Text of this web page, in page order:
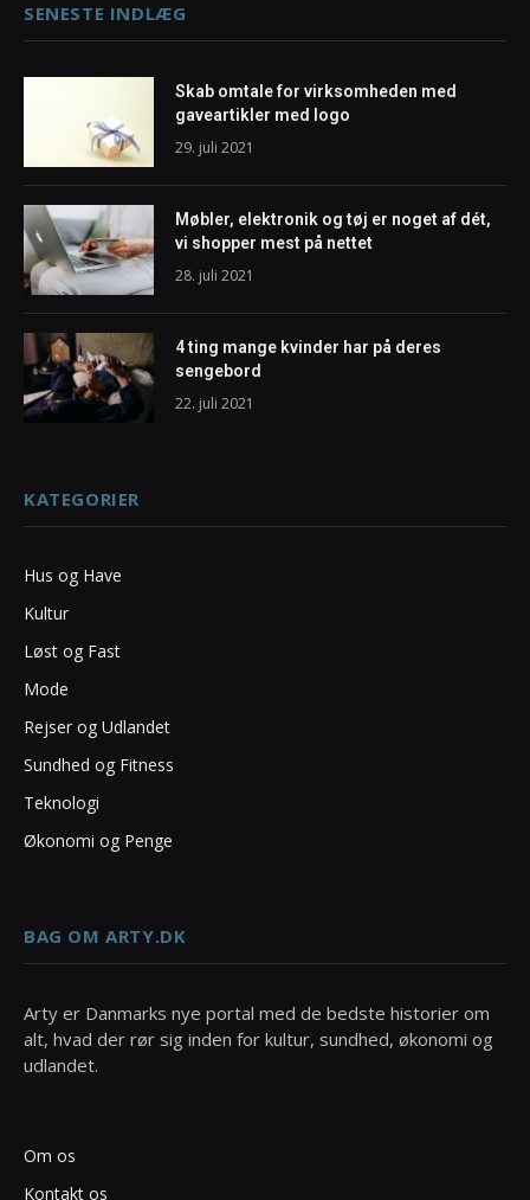
SENESTE INDLÆG
Skab omtale for virksomheden med
gaveartikler med logo
29. juli 2021
Møbler, elektronik og tøj er noget af dét,
vi shopper mest på nettet
28. juli 2021
4 ting mange kvinder har på deres
sengebord
22. juli 2021
KATEGORIER
Hus og Have
Kultur
Løst og Fast
Mode
Rejser og Udlandet
Sundhed og Fitness
Teknologi
Økonomi og Penge
BAG OM ARTY.DK
Arty er Danmarks nye portal med de bedste historier om
alt, hvad der rør sig inden for kultur, sundhed, økonomi og
udlandet.
Om os
Kontakt os